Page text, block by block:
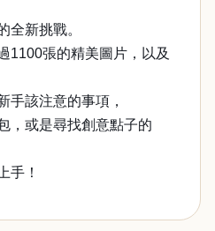
全新挑戰。
1100張的精美圖片，以及
手該注意的事項，
，或是尋找創意點子的
手！